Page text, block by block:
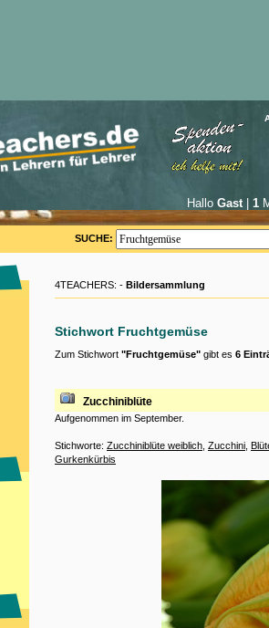
Hallo Gast| 1
SUCHE:
4TEACHERS: - Bildersammlung
Stichwort Fruchtgemüse
Zum Stichwort "Fruchtgemüse" gibt es 6
Zucchiniblüte
Aufgenommen im September.
Stichworte: Zucchiniblüte weiblich Zucchini
Gurkenkürbis